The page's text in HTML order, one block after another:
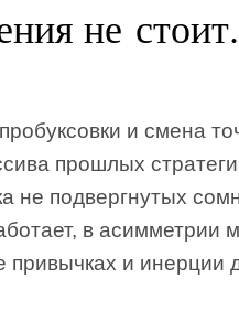
не стоит.
и смена
прошлых
не подвергнутых
в асимметрии
и инерции